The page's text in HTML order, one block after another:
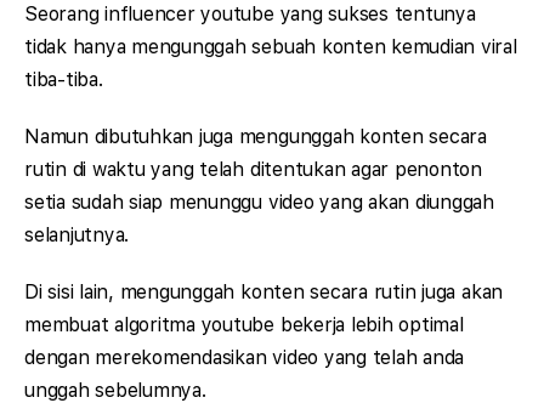
Seorang influencer youtube yang sukses tentunya
tidak hanya mengunggah sebuah konten kemudian viral
tiba-tiba.
Namun dibutuhkan juga mengunggah konten secara
rutin di waktu yang telah ditentukan agar penonton
setia sudah siap menunggu video yang akan diunggah
selanjutnya.
Di sisi lain, mengunggah konten secara rutin juga akan
membuat algoritma youtube bekerja lebih optimal
dengan merekomendasikan video yang telah anda
unggah sebelumnya.